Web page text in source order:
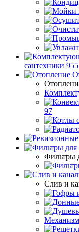
сантехники 955
97
Фильтры
Слив и